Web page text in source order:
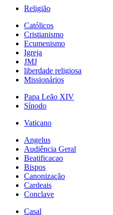
Religião
Católicos
Cristianismo
Ecumenismo
Igreja
JMJ
liberdade religiosa
Missionários
Papa Leão XIV
Sínodo
Vaticano
Angelus
Audiência Geral
Beatificacao
Bispos
Canonização
Cardeais
Conclave
Casal